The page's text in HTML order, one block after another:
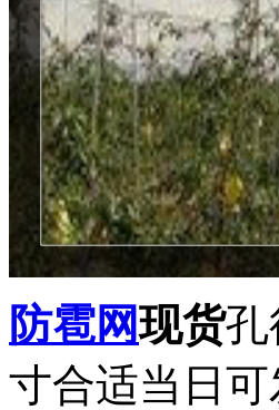
防雹网现货孔
寸合适当日可